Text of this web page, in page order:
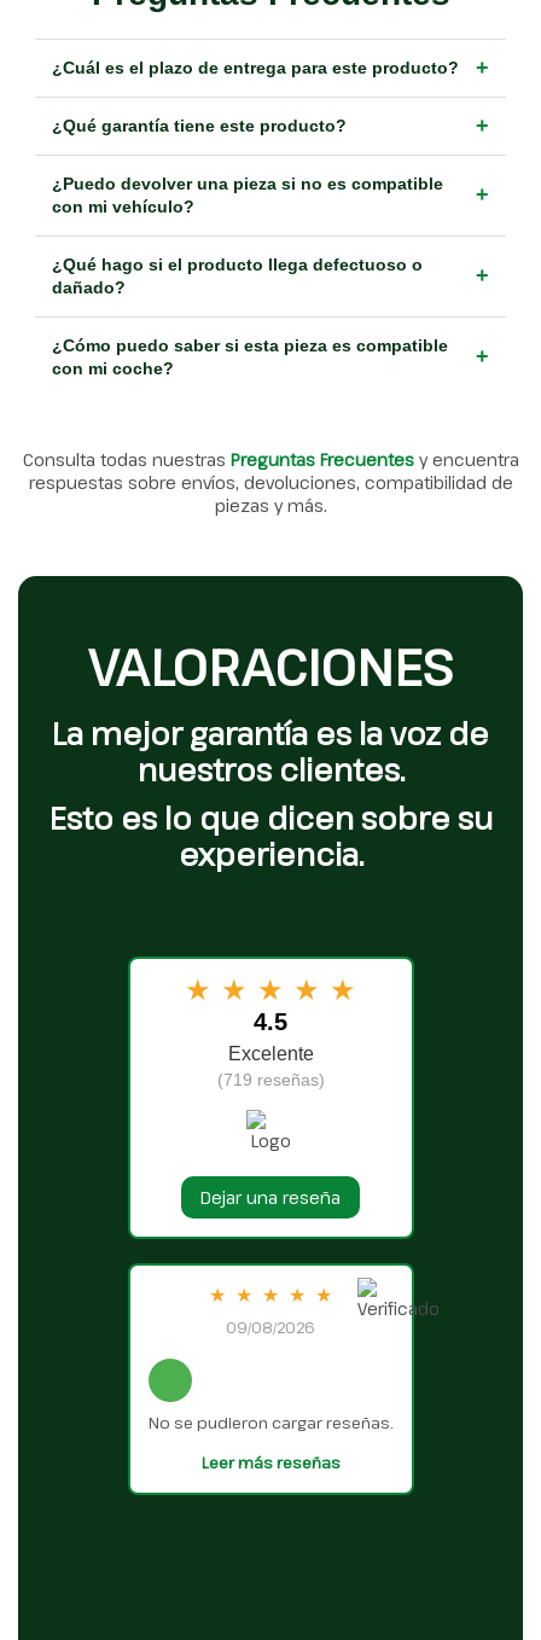
¿Cuál es el plazo de entrega para este producto? +
¿Qué garantía tiene este producto? +
¿Puedo devolver una pieza si no es compatible
con mi vehículo?
+
¿Qué hago si el producto llega defectuoso o
dañado?
+
¿Cómo puedo saber si esta pieza es compatible
con mi coche?
+
Consulta todas nuestras Preguntas Frecuentes y encuentra
respuestas sobre envíos, devoluciones, compatibilidad de
piezas y más.
VALORACIONES
La mejor garantía es la voz de
nuestros clientes.
Esto es lo que dicen sobre su
experiencia.
★ ★ ★ ★ ★
4.5
Excelente
(719 reseñas)
Dejar una reseña
★ ★ ★ ★ ★
09/08/2026
No se pudieron cargar reseñas.
Leer más reseñas